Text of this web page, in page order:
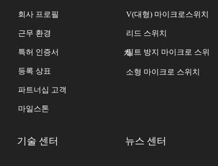
회사 프로필
근무 환경
특허 인증서
등록 상표
파트너십 고객
마일스톤
V(대형) 마이크로스위치
리드 스위치
틸트 방지 마이크로 스위치
소형 마이크로 스위치
기술 센터 뉴스 센터